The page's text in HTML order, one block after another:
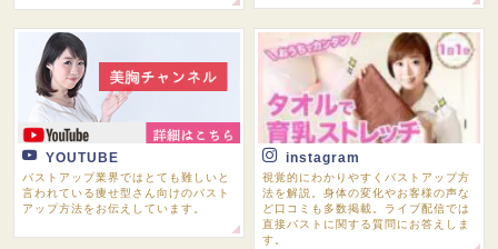
YOUTUBE
バストアップ業界ではとても難しいと
言われている痩せ型さん向けのバスト
アップ方法をお伝えしています。
instagram
視覚的にわかりやすくバストアップ方
法を解説。身体の変化やお客様の声な
ど口コミも多数掲載。ライブ配信では
直接バストに関する質問にお答えしま
す。